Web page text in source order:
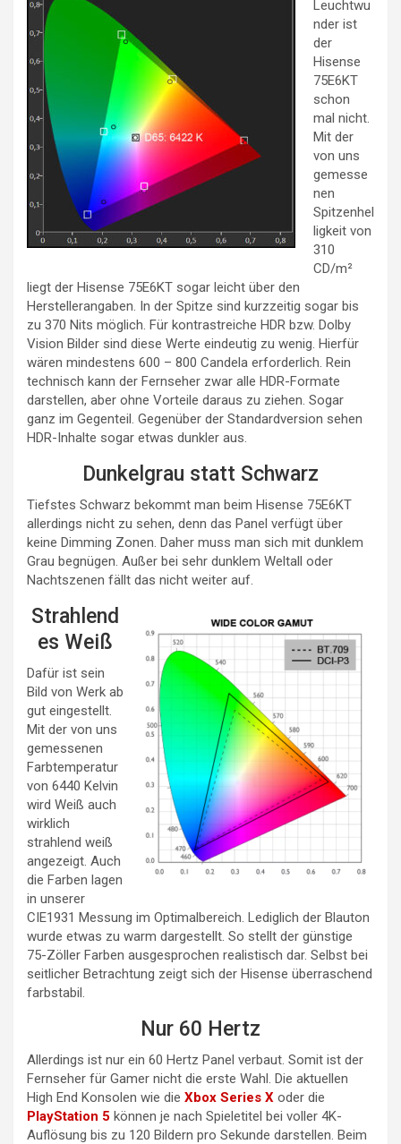
Leuchtwu
nder ist
der
Hisense
75E6KT
schon
mal nicht.
Mit der
von uns
gemesse
nen
Spitzenhel
ligkeit von
310
CD/m²
liegt der Hisense 75E6KT sogar leicht über den
Herstellerangaben. In der Spitze sind kurzzeitig sogar bis
zu 370 Nits möglich. Für kontrastreiche HDR bzw. Dolby
Vision Bilder sind diese Werte eindeutig zu wenig. Hierfür
wären mindestens 600 – 800 Candela erforderlich. Rein
technisch kann der Fernseher zwar alle HDR-Formate
darstellen, aber ohne Vorteile daraus zu ziehen. Sogar
ganz im Gegenteil. Gegenüber der Standardversion sehen
HDR-Inhalte sogar etwas dunkler aus.
Dunkelgrau statt Schwarz
Tiefstes Schwarz bekommt man beim Hisense 75E6KT
allerdings nicht zu sehen, denn das Panel verfügt über
keine Dimming Zonen. Daher muss man sich mit dunklem
Grau begnügen. Außer bei sehr dunklem Weltall oder
Nachtszenen fällt das nicht weiter auf.
Strahlend
es Weiß
Dafür ist sein
Bild von Werk ab
gut eingestellt.
Mit der von uns
gemessenen
Farbtemperatur
von 6440 Kelvin
wird Weiß auch
wirklich
strahlend weiß
angezeigt. Auch
die Farben lagen
in unserer
CIE1931 Messung im Optimalbereich. Lediglich der Blauton
wurde etwas zu warm dargestellt. So stellt der günstige
75-Zöller Farben ausgesprochen realistisch dar. Selbst bei
seitlicher Betrachtung zeigt sich der Hisense überraschend
farbstabil.
Nur 60 Hertz
Allerdings ist nur ein 60 Hertz Panel verbaut. Somit ist der
Fernseher für Gamer nicht die erste Wahl. Die aktuellen
High End Konsolen wie die Xbox Series X oder die
PlayStation 5 können je nach Spieletitel bei voller 4K-
Auflösung bis zu 120 Bildern pro Sekunde darstellen. Beim